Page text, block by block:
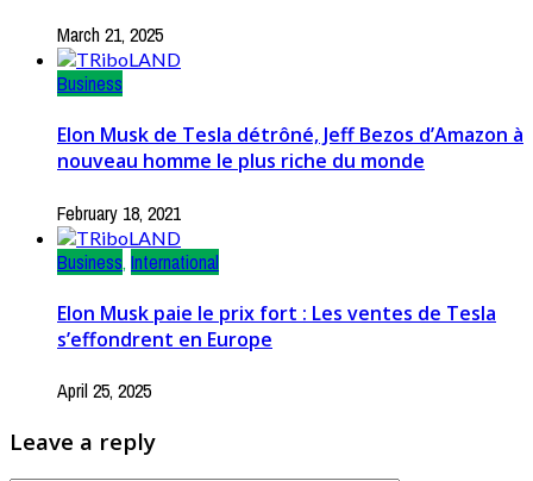
March 21, 2025
Business
Elon Musk de Tesla détrôné, Jeff Bezos d’Amazon à
nouveau homme le plus riche du monde
February 18, 2021
Business, International
Elon Musk paie le prix fort : Les ventes de Tesla
s’effondrent en Europe
April 25, 2025
Leave a reply